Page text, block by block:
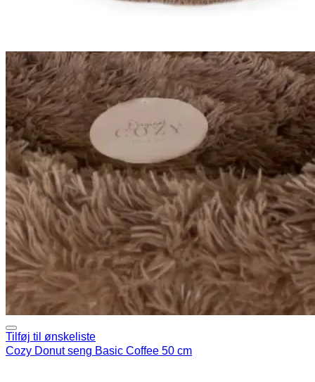
Tilføj til ønskeliste
Cozy Donut seng Basic Coffee 50 cm